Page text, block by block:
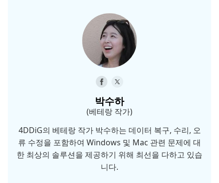
박수하
(베테랑 작가)
4DDiG의 베테랑 작가 박수하는 데이터 복구, 수리, 오
류 수정을 포함하여 Windows 및 Mac 관련 문제에 대
한 최상의 솔루션을 제공하기 위해 최선을 다하고 있습
니다.